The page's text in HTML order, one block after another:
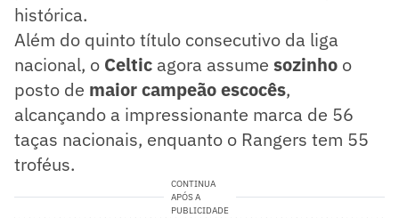
histórica.
Além do quinto título consecutivo da liga
nacional, o Celtic agora assume sozinho o
posto de maior campeão escocês,
alcançando a impressionante marca de 56
taças nacionais, enquanto o Rangers tem 55
troféus.
CONTINUA
APÓS A
PUBLICIDADE